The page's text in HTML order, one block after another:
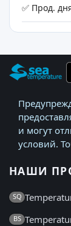
✅ Прод.
и могут
условий.
НАШИ
SQ
BS